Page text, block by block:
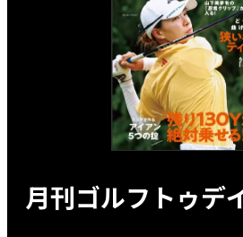
月刊ゴルフトゥデ